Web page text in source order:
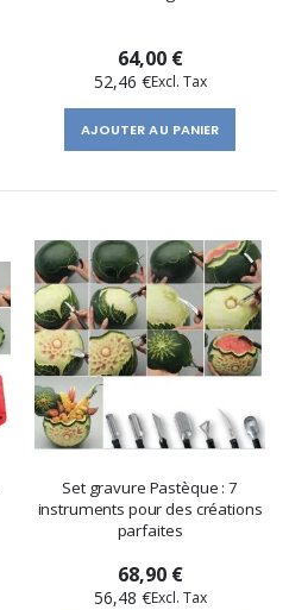
64,00 €
52,46 €
AJOUTER AU PANIER
Set gravure Pastèque : 7
instruments pour des créations
parfaites
68,90 €
56,48 €